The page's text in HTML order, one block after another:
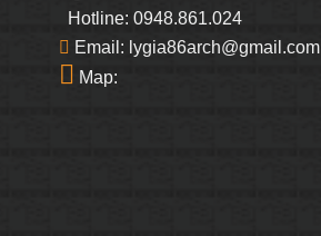
Hotline: 0948.861.024
Email: lygia86arch@gmail.com
Map: